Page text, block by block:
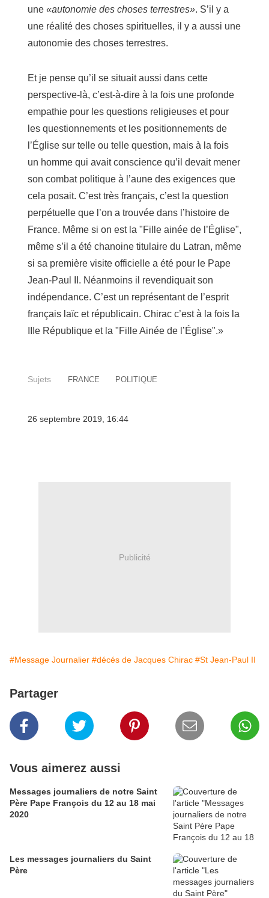
une «autonomie des choses terrestres». S’il y a
une réalité des choses spirituelles, il y a aussi une
autonomie des choses terrestres.
Et je pense qu’il se situait aussi dans cette
perspective-là, c’est-à-dire à la fois une profonde
empathie pour les questions religieuses et pour
les questionnements et les positionnements de
l’Église sur telle ou telle question, mais à la fois
un homme qui avait conscience qu’il devait mener
son combat politique à l’aune des exigences que
cela posait. C’est très français, c’est la question
perpétuelle que l’on a trouvée dans l’histoire de
France. Même si on est la "Fille ainée de l’Église",
même s’il a été chanoine titulaire du Latran, même
si sa première visite officielle a été pour le Pape
Jean-Paul II. Néanmoins il revendiquait son
indépendance. C’est un représentant de l’esprit
français laïc et républicain. Chirac c’est à la fois la
IIIe République et la "Fille Ainée de l’Église".»
Sujets FRANCE POLITIQUE
26 septembre 2019, 16:44
Publicité
#Message Journalier #décés de Jacques Chirac #St Jean-Paul II
Partager
Vous aimerez aussi
Messages journaliers de notre Saint
Père Pape François du 12 au 18 mai
2020
Les messages journaliers du Saint
Père